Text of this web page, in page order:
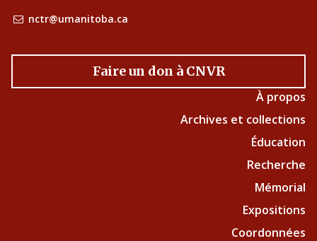
nctr@umanitoba.ca
Faire un don à CNVR
À propos
Archives et collections
Éducation
Recherche
Mémorial
Expositions
Coordonnées